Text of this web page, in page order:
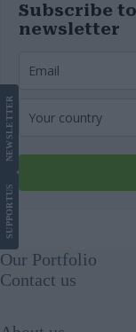
Subscribe
newsletter
SUPPORT
US
NEWS
LETTER
Our Portfolio
Contact us